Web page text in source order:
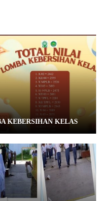
KEBERSIHAN KELAS